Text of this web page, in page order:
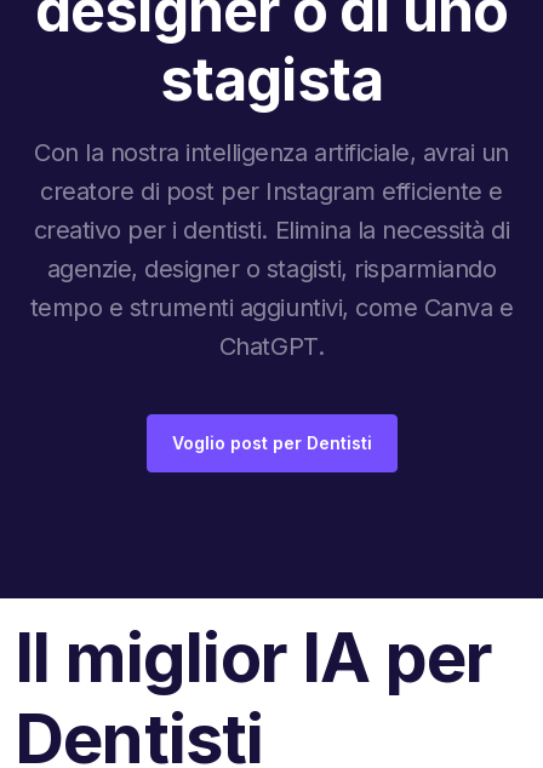
stagista
Con la nostra intelligenza artificiale, avrai un
creatore di post per Instagram efficiente e
creativo per i dentisti. Elimina la necessità di
agenzie, designer o stagisti, risparmiando
tempo e strumenti aggiuntivi, come Canva e
ChatGPT.
Voglio post per Dentisti
Il miglior IA per
Dentisti